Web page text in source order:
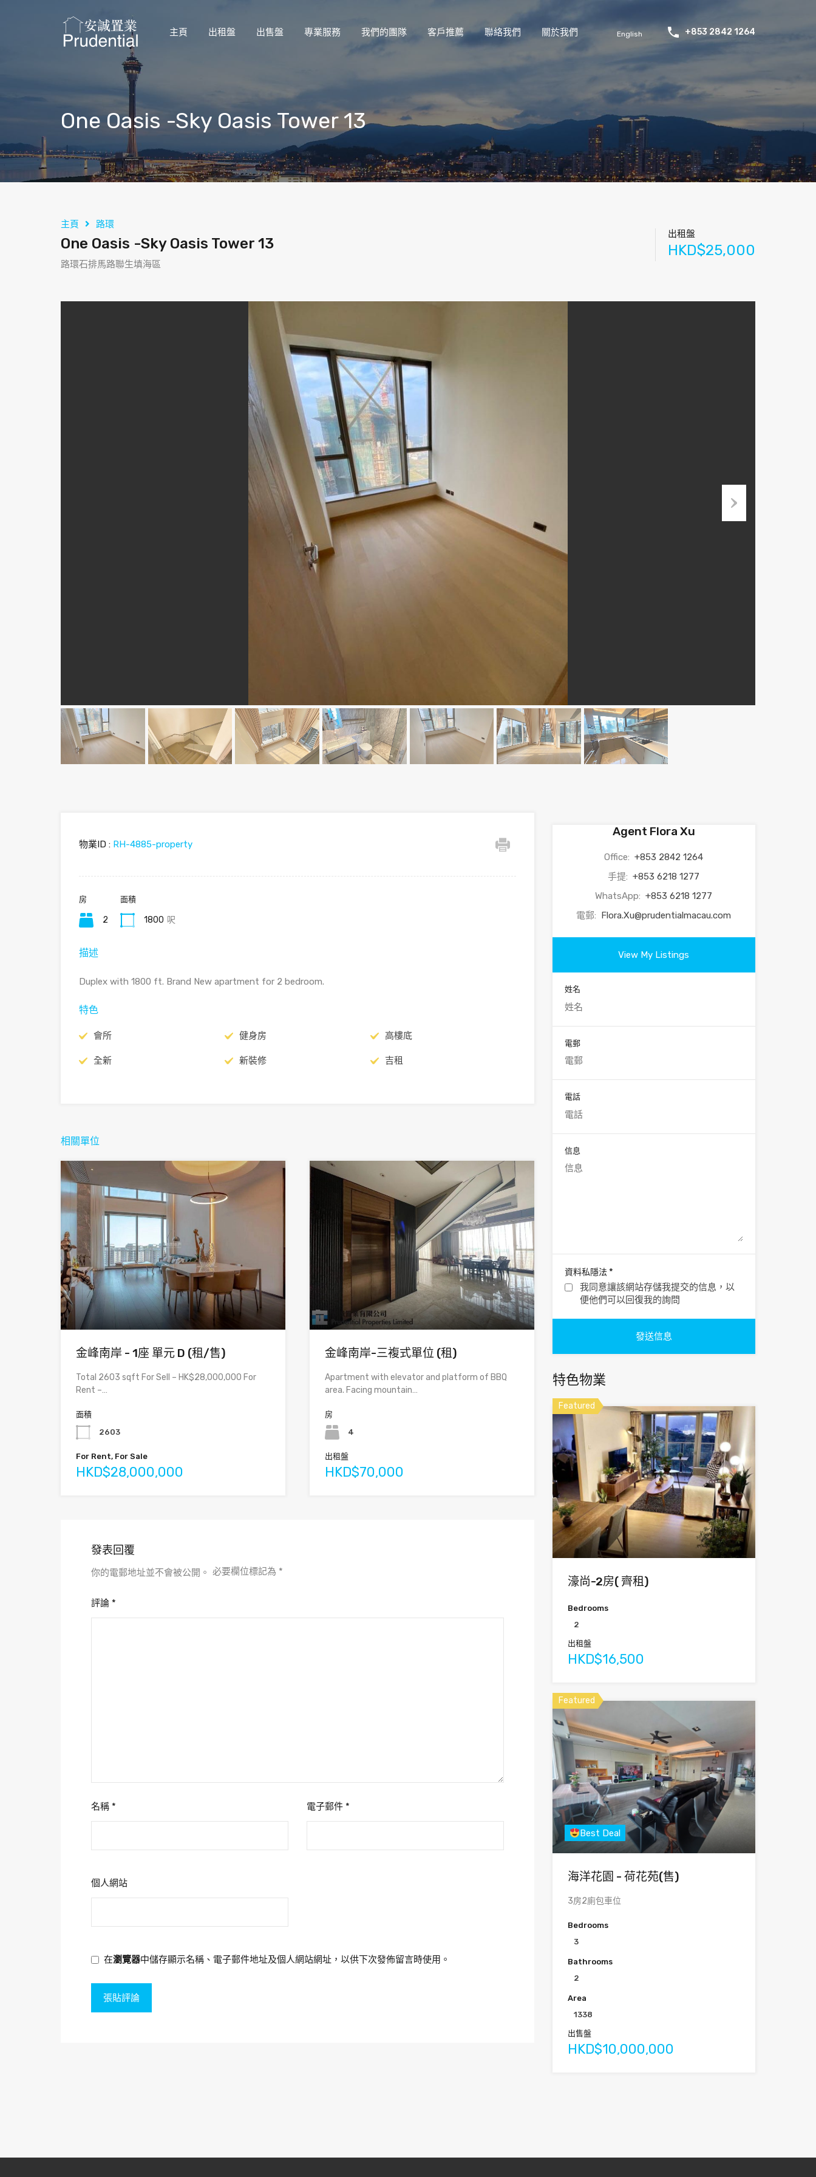
主頁 出租盤 出售盤 專業服務 我們的團隊 客戶推薦 聯絡我們 關於我們 English +853 2842 1264
One Oasis -Sky Oasis Tower 13
主頁 路環
One Oasis -Sky Oasis Tower 13
路環石排馬路聯生填海區
出租盤
HKD$25,000
物業ID : RH-4885-property
房
2
面積
1800 呎
描述
Duplex with 1800 ft. Brand New apartment for 2 bedroom.
特色
會所 健身房 高樓底
全新 新裝修 吉租
相關單位
金峰南岸 - 1座 單元 D (租/售)
Total 2603 sqft For Sell – HK$28,000,000 For
Rent –…
面積
2603
For Rent, For Sale
HKD$28,000,000
金峰南岸-三複式單位 (租)
Apartment with elevator and platform of BBQ
area. Facing mountain…
房
4
出租盤
HKD$70,000
發表回覆
你的電郵地址並不會被公開。 必要欄位標記為 *
評論 *
名稱 * 電子郵件 *
個人網站
在瀏覽器中儲存顯示名稱、電子郵件地址及個人網站網址，以供下次發佈留言時使用。
Agent Flora Xu
Office: +853 2842 1264
手提: +853 6218 1277
WhatsApp: +853 6218 1277
電郵: Flora.Xu@prudentialmacau.com
View My Listings
姓名
電郵
電話
信息
資料私隱法 *
我同意讓該網站存儲我提交的信息，以
便他們可以回復我的詢問
特色物業
Featured
濠尚-2房( 齊租)
Bedrooms
2
出租盤
HKD$16,500
Featured
Best Deal
海洋花園 - 荷花苑(售)
3房2廁包車位
Bedrooms
3
Bathrooms
2
Area
1338
出售盤
HKD$10,000,000